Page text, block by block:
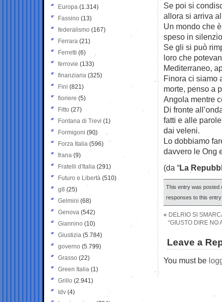
Se poi si
allora si arriva
Un mondo che
speso in
Se gli si può
loro che
Mediterraneo,
Finora ci siamo
morte, penso a
Angola mentre
Di fronte
fatti e alle
dai veleni.
Lo dobbiamo
davvero le Ong
(da “La
This entry was posted
responses to this
« DELRIO SI
“GIUSTO DIRE NO
Leave a
You must be
Europa (1.314)
Fassino (13)
federalismo (167)
Ferrara (21)
Ferretti (6)
ferrovie (133)
finanziaria (325)
Fini (821)
fioriere (5)
Fitto (27)
Fontana di Trevi (1)
Formigoni (90)
Forza Italia (596)
frana (9)
Fratelli d'Italia (291)
Futuro e Libertà (510)
g8 (25)
Gelmini (68)
Genova (542)
Giannino (10)
Giustizia (5.784)
governo (5.799)
Grasso (22)
Green Italia (1)
Grillo (2.941)
Idv (4)